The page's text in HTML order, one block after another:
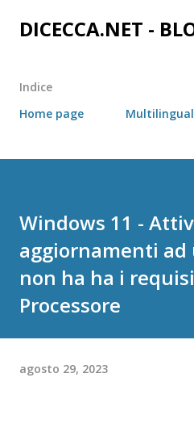
Passa ai
DICECCA.NET -
Indice
Home page
Windows 11 -
aggiornamenti ad
non ha ha i
Processore
agosto 29, 2023